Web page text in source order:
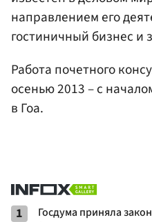
направлением его
гостиничный бизнес и
Работа почетного
осенью 2013 – с
в Гоа.
1
Госдума приняла